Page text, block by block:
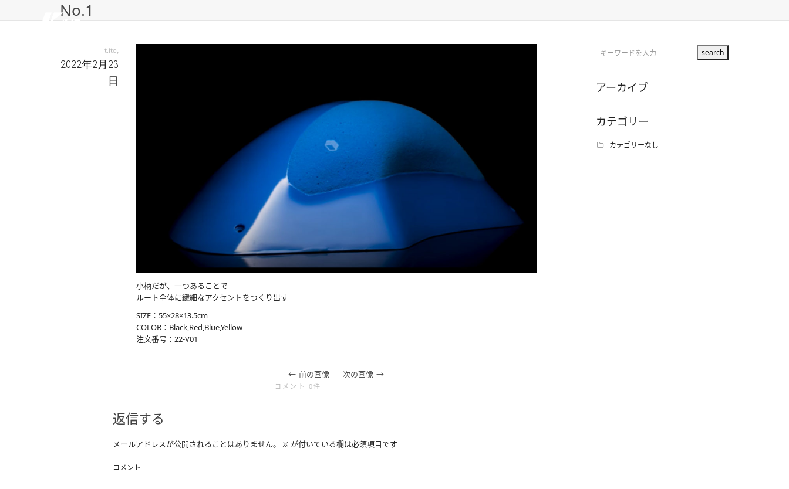
No.1
t.ito,
2022年2月23
日
小柄だが、一つあることで
ルート全体に繊細なアクセントをつくり出す
SIZE：55×28×13.5cm
COLOR：Black,Red,Blue,Yellow
注文番号：22-V01
前の画像 次の画像
コメント 0件
返信する
メールアドレスが公開されることはありません。 ※ が付いている欄は必須項目です
コメント
アーカイブ
カテゴリー
カテゴリーなし